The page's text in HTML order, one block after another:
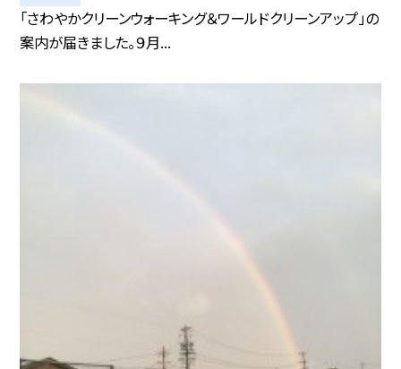
「さわやかクリーンウォーキング＆ワールドクリーンアップ」の
案内が届きました。９月...